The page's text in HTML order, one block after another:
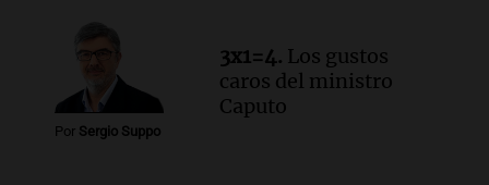
reglamentación": el reclamo del Kennel
Club por los criaderos de perros
Noticias Rosario
Episodios
Audio.Trump acusa a México de
Por Sergio Suppo
3x1=4. Los gustos
caros del ministro
Caputo